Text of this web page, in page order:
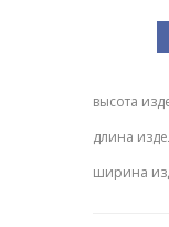
высота
длина
ширина